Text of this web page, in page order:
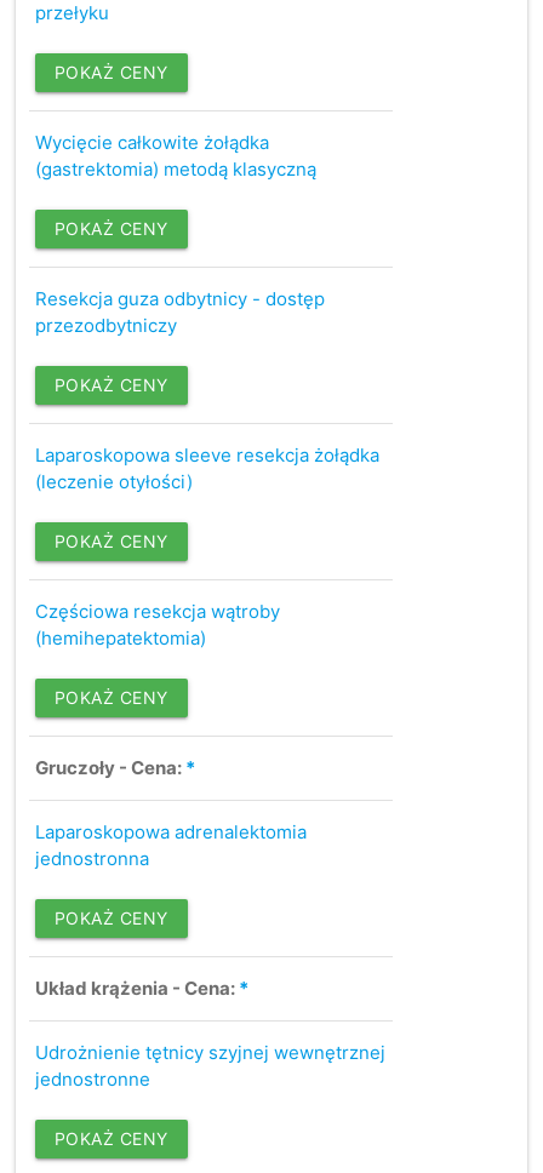
przełyku
POKAŻ CENY
Wycięcie całkowite żołądka
(gastrektomia) metodą klasyczną
POKAŻ CENY
Resekcja guza odbytnicy - dostęp
przezodbytniczy
POKAŻ CENY
Laparoskopowa sleeve resekcja żołądka
(leczenie otyłości)
POKAŻ CENY
Częściowa resekcja wątroby
(hemihepatektomia)
POKAŻ CENY
Gruczoły - Cena: *
Laparoskopowa adrenalektomia
jednostronna
POKAŻ CENY
Układ krążenia - Cena: *
Udrożnienie tętnicy szyjnej wewnętrznej
jednostronne
POKAŻ CENY